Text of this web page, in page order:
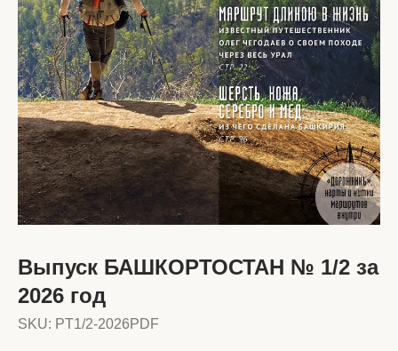
Выпуск БАШКОРТОСТАН № 1/2 за
2026 год
SKU: PT1/2-2026PDF